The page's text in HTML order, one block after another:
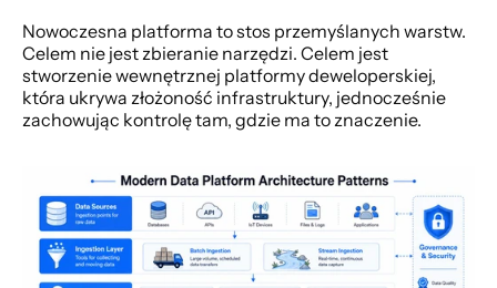
Nowoczesna platforma to stos przemyślanych warstw.
Celem nie jest zbieranie narzędzi. Celem jest
stworzenie wewnętrznej platformy deweloperskiej,
która ukrywa złożoność infrastruktury, jednocześnie
zachowując kontrolę tam, gdzie ma to znaczenie.